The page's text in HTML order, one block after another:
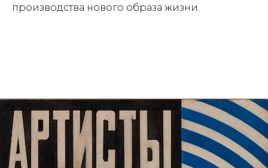
производства нового образа жизни.